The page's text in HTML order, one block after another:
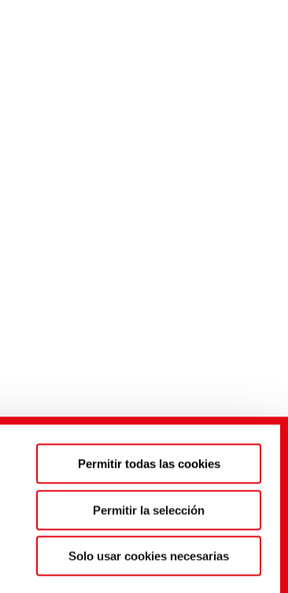
Permitir todas las cookies
Permitir la selección
Solo usar cookies necesarias